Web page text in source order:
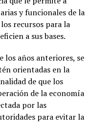
y funcionales de la
recursos para la
a sus bases.
los años anteriores, se
orientadas en la
de que los
de la economía
por las
para evitar la